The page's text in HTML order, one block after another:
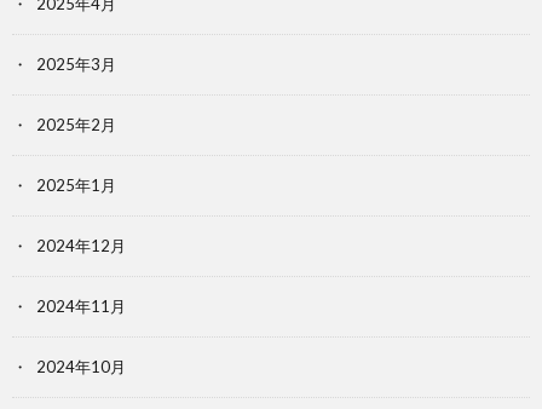
2025年3月
2025年2月
2025年1月
2024年12月
2024年11月
2024年10月